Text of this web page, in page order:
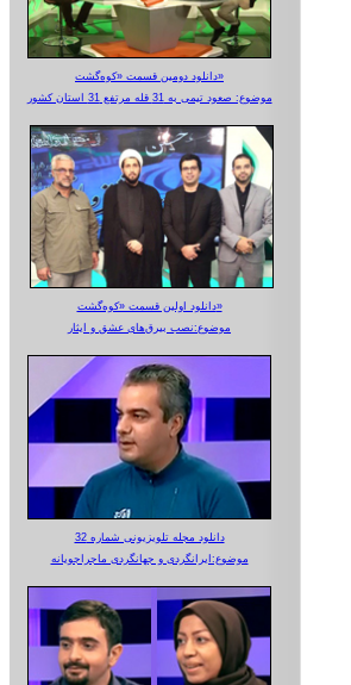
دانلود دومین قسمت «کوه‌گشت»
موضوع: صعود تیمی به 31 قله مرتفع 31 استان کشور
دانلود اولین قسمت «کوه‌گشت»
موضوع:نصب بیرق‌های عشق و ایثار
دانلود مجله تلویزیونی شماره 32
موضوع:ایرانگردی و جهانگردی ماجراجویانه